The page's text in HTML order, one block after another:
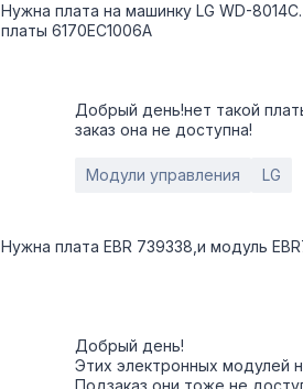
Нужна плата на машинку LG WD-
платы 6170ЕС1006А
Добрый день!нет такой
заказ она не доступна!
Модули управления LG
Нужна плата EBR 739338,и модуль
Добрый день!
Этих электронных модулей
Подзаказ они тоже не